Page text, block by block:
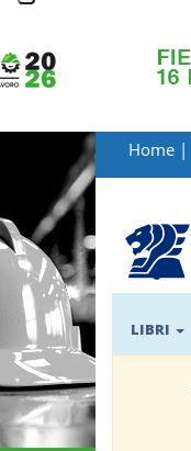
LIBRI
MATERIALI
PER
IL
FORMATORE
E-
BOOK
RIVISTE
MANUALISTICA
Home |
LIBRI